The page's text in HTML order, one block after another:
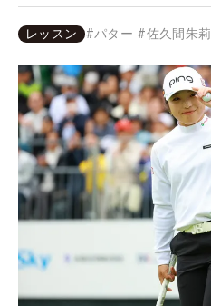
レッスン #パター #佐久間朱莉